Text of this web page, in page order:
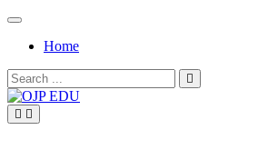
Skip
contentHome
Search
for: